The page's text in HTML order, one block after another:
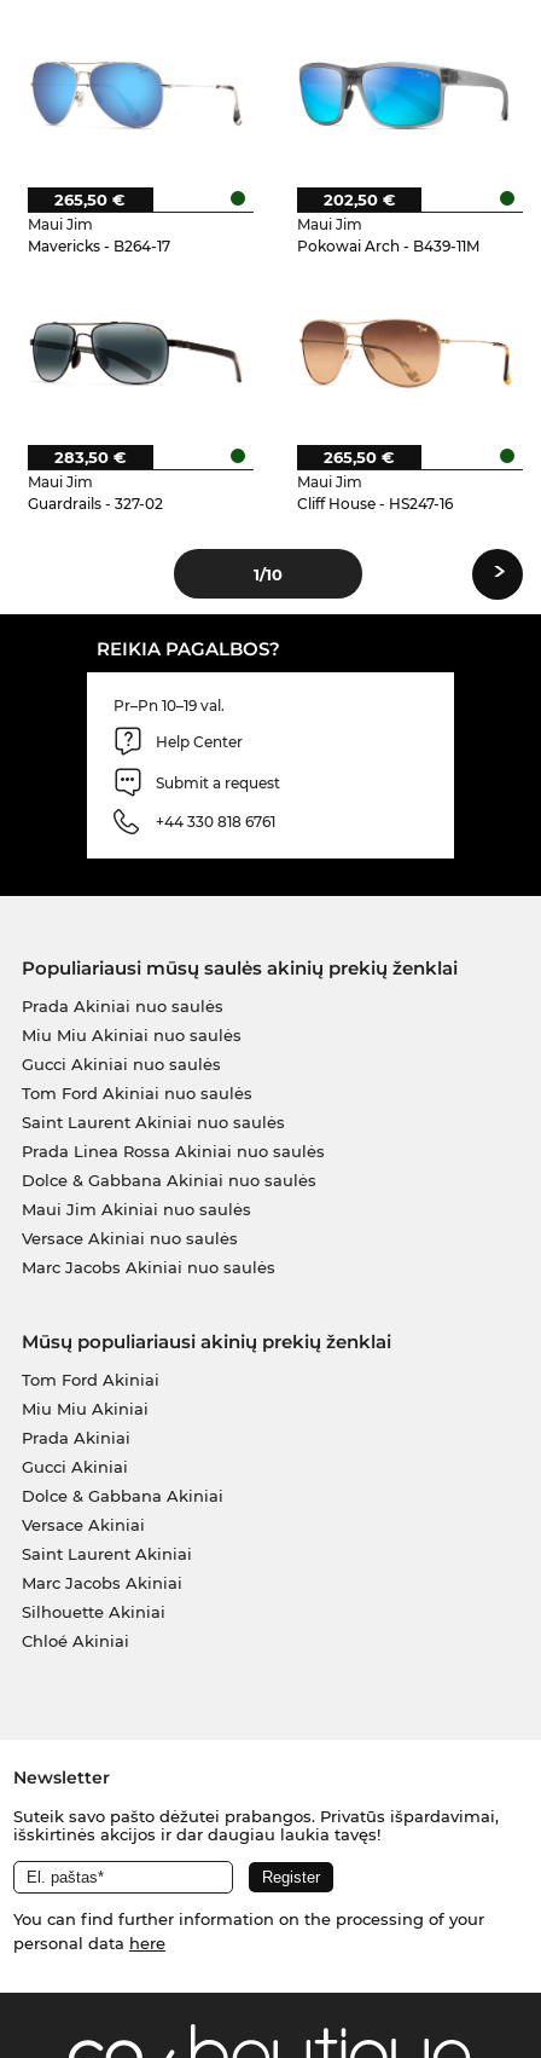
Maui Jim
Mavericks - B264-17
265,50 €
Maui Jim
Pokowai Arch - B439-11M
202,50 €
Maui Jim
Guardrails - 327-02
283,50 €
Maui Jim
Cliff House - HS247-16
265,50 €
1/10 ›
REIKIA PAGALBOS?
Pr–Pn 10–19 val.
Help Center
Submit a request
+44 330 818 6761
Populiariausi mūsų saulės akinių prekių ženklai
Prada Akiniai nuo saulės
Miu Miu Akiniai nuo saulės
Gucci Akiniai nuo saulės
Tom Ford Akiniai nuo saulės
Saint Laurent Akiniai nuo saulės
Prada Linea Rossa Akiniai nuo saulės
Dolce & Gabbana Akiniai nuo saulės
Maui Jim Akiniai nuo saulės
Versace Akiniai nuo saulės
Marc Jacobs Akiniai nuo saulės
Mūsų populiariausi akinių prekių ženklai
Tom Ford Akiniai
Miu Miu Akiniai
Prada Akiniai
Gucci Akiniai
Dolce & Gabbana Akiniai
Versace Akiniai
Saint Laurent Akiniai
Marc Jacobs Akiniai
Silhouette Akiniai
Chloé Akiniai
Newsletter
Suteik savo pašto dėžutei prabangos. Privatūs išpardavimai,
išskirtinės akcijos ir dar daugiau laukia tavęs!
You can find further information on the processing of your
personal data here